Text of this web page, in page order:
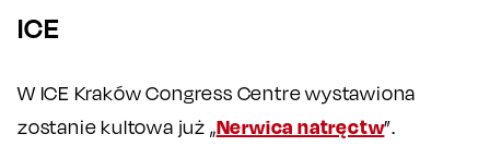
ICE
W ICE Kraków Congress Centre wystawiona
zostanie kultowa już „Nerwica natręctw”.